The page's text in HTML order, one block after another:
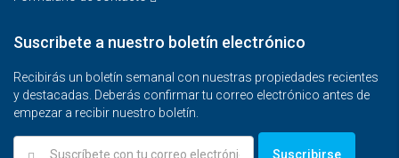
Suscribete a nuestro boletín electrónico
Recibirás un boletín semanal con nuestras propiedades recientes
y destacadas. Deberás confirmar tu correo electrónico antes de
empezar a recibir nuestro boletín.
Suscribirse